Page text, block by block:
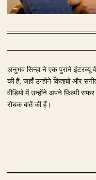
अनुभव सिन्हा ने एक पुराने इंटरव्यू
की हैं, जहाँ उन्होंने किताबों और
वीडियो में उन्होंने अपने फ़िल्मी
रोचक बातें की हैं।